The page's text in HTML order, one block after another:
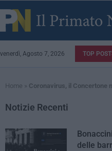
venerdì, Agosto 7, 2026 TOP
Home » Coronavirus, il Concertone
Notizie Recenti
delle